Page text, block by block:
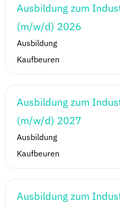
Ausbildung zum
(m/w/d) 2026
Ausbildung
Kaufbeuren
Ausbildung zum
(m/w/d) 2027
Ausbildung
Kaufbeuren
Ausbildung zum